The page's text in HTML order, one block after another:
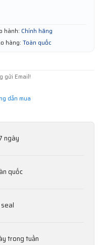
hành: Chính hãng
hàng: Toàn quốc
gửi Email!
dẫn mua
ngày
quốc
trong tuần